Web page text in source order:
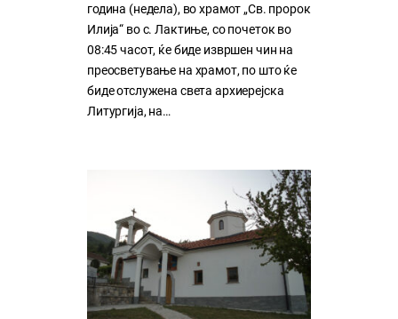
година (недела), во храмот „Св. пророк
Илија“ во с. Лактиње, со почеток во
08:45 часот, ќе биде извршен чин на
преосветување на храмот, по што ќе
биде отслужена света архиерејска
Литургија, на…